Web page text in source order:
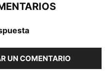
UN COMENTARIO